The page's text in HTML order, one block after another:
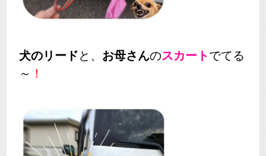
犬のリードと、 お母さんのスカートでてる
～ ！